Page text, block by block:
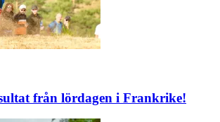
från lördagen i Frankrike!